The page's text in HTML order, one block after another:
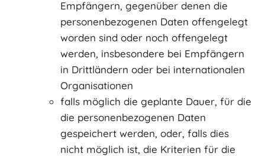
Empfängern, gegenüber denen die
personenbezogenen Daten offengelegt
worden sind oder noch offengelegt
werden, insbesondere bei Empfängern
in Drittländern oder bei internationalen
Organisationen
falls möglich die geplante Dauer, für die
die personenbezogenen Daten
gespeichert werden, oder, falls dies
nicht möglich ist, die Kriterien für die